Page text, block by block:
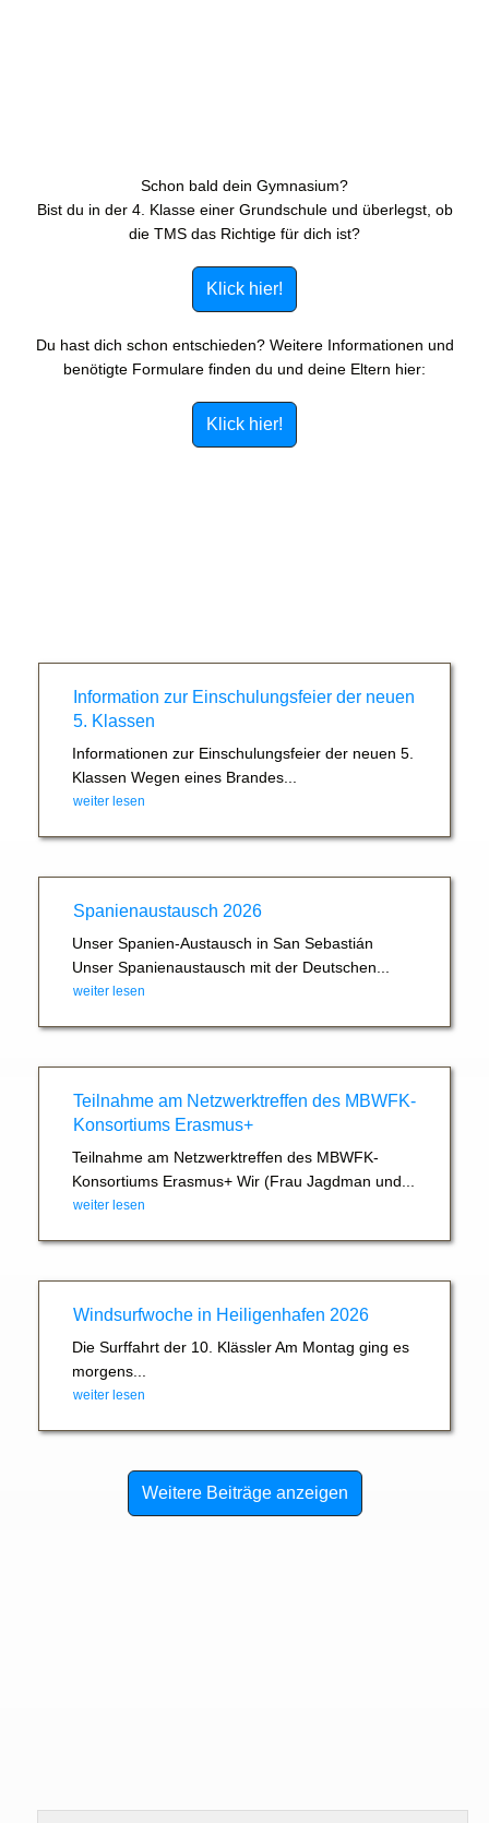
Schon bald dein Gymnasium?
Bist du in der 4. Klasse einer Grundschule und überlegst, ob
die TMS das Richtige für dich ist?
Klick hier!
Du hast dich schon entschieden? Weitere Informationen und
benötigte Formulare finden du und deine Eltern hier:
Klick hier!
Information zur Einschulungsfeier der neuen
5. Klassen
Informationen zur Einschulungsfeier der neuen 5.
Klassen Wegen eines Brandes...
weiter lesen
Spanienaustausch 2026
Unser Spanien-Austausch in San Sebastián
Unser Spanienaustausch mit der Deutschen...
weiter lesen
Teilnahme am Netzwerktreffen des MBWFK-
Konsortiums Erasmus+
Teilnahme am Netzwerktreffen des MBWFK-
Konsortiums Erasmus+ Wir (Frau Jagdman und...
weiter lesen
Windsurfwoche in Heiligenhafen 2026
Die Surffahrt der 10. Klässler Am Montag ging es
morgens...
weiter lesen
Weitere Beiträge anzeigen